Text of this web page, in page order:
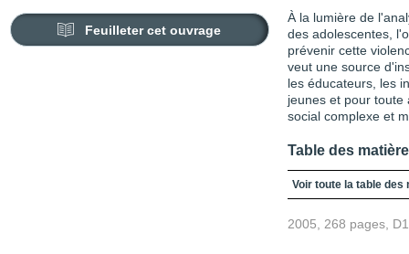
Feuilleter cet ouvrage
À la lumière de
des adolescentes,
prévenir cette
veut une source
les éducateurs, les
jeunes et pour
social complexe et
Table des
Amour, violence et
Voir toute la table des
2005, 268 pages,